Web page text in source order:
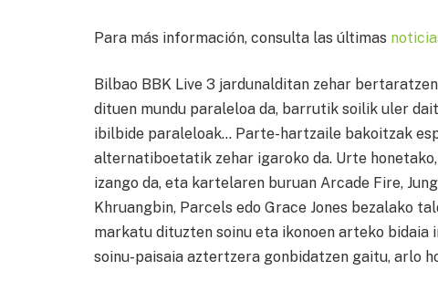
Para más información, consulta las últimas
Bilbao BBK Live 3 jardunalditan zehar
dituen mundu paraleloa da, barrutik soilik uler
ibilbide paraleloak… Parte-hartzaile bakoitzak
alternatiboetatik zehar igaroko da. Urte honetako,
izango da, eta kartelaren buruan Arcade Fire,
Khruangbin, Parcels edo Grace Jones bezalako
markatu dituzten soinu eta ikonoen arteko bidaia
soinu-paisaia aztertzera gonbidatzen gaitu, arlo